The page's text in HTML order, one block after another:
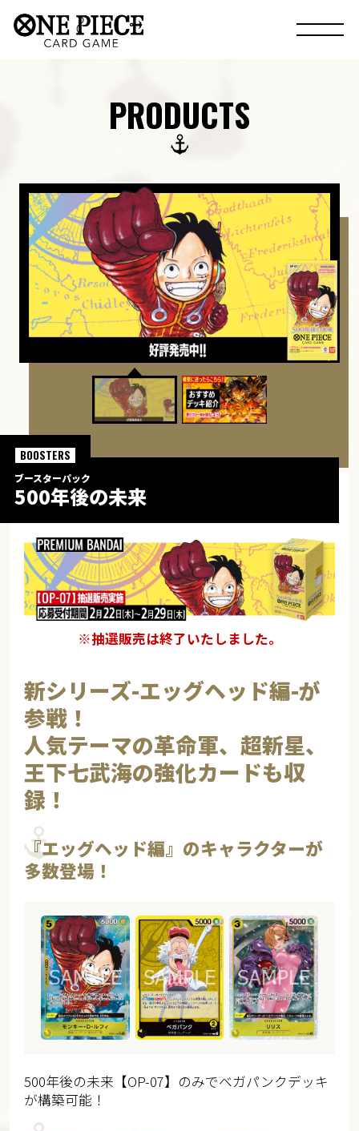
PRODUCTS
ブースターパック
500年後の未来
BOOSTERS
※抽選販売は終了いたしました。
新シリーズ-エッグヘッド編-が
参戦！
人気テーマの革命軍、超新星、
王下七武海の強化カードも収
録！
『エッグヘッド編』のキャラクターが
多数登場！
500年後の未来【OP-07】のみでベガパンクデッキ
が構築可能！